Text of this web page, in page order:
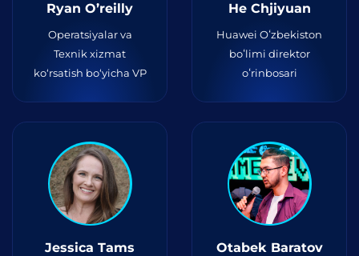
Ryan O’reilly
Operatsiyalar va
Texnik xizmat
ko‘rsatish bo‘yicha VP
He Chjiyuan
Huawei Oʻzbekiston
boʻlimi direktor
oʻrinbosari
Jessica Tams Otabek Baratov